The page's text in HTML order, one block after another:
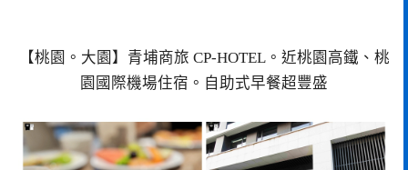
【桃園。大園】青埔商旅 CP-HOTEL。近桃園高鐵、桃
園國際機場住宿。自助式早餐超豐盛